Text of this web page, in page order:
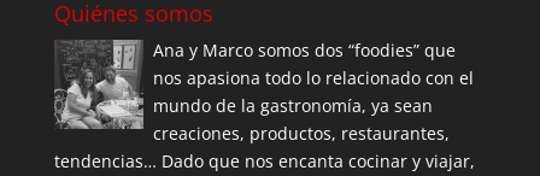
Quiénes somos
Ana y Marco somos dos “foodies” que
nos apasiona todo lo relacionado con el
mundo de la gastronomía, ya sean
creaciones, productos, restaurantes,
tendencias… Dado que nos encanta cocinar y viajar,